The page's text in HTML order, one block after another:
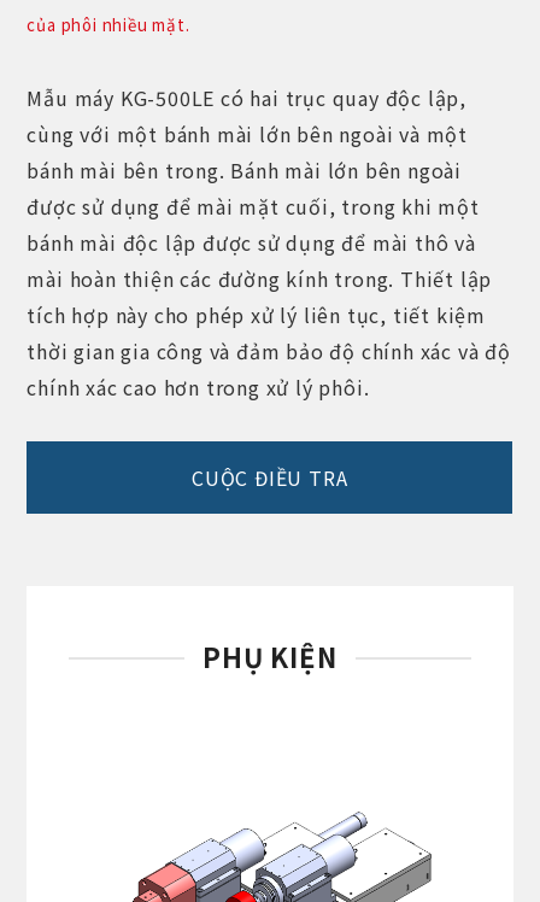
của phôi nhiều mặt.
Mẫu máy KG-500LE có hai trục quay độc lập,
cùng với một bánh mài lớn bên ngoài và một
bánh mài bên trong. Bánh mài lớn bên ngoài
được sử dụng để mài mặt cuối, trong khi một
bánh mài độc lập được sử dụng để mài thô và
mài hoàn thiện các đường kính trong. Thiết lập
tích hợp này cho phép xử lý liên tục, tiết kiệm
thời gian gia công và đảm bảo độ chính xác và độ
chính xác cao hơn trong xử lý phôi.
CUỘC ĐIỀU TRA
PHỤ KIỆN